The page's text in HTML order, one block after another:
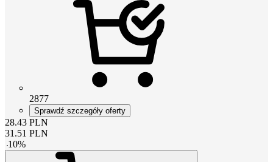
2877
Sprawdź szczegóły oferty
28.43 PLN
31.51 PLN
-10%